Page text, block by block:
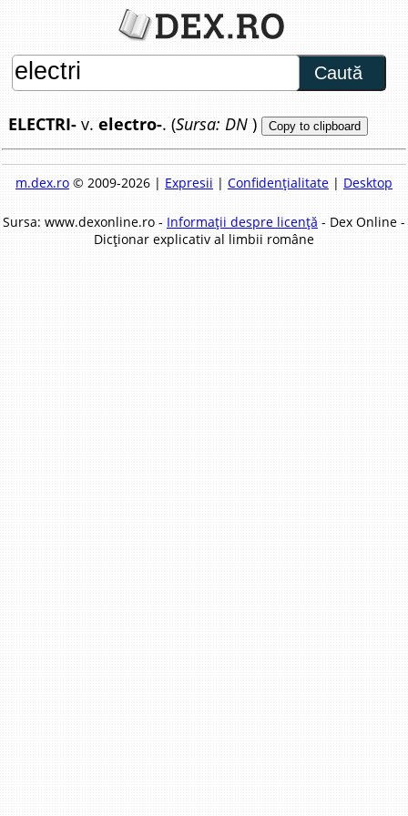
Caută
ELECTRI- v.electro-. (Sursa: DN ) Copy to clipboard
m.dex.ro© 2009-2026 | Expresii | Confidențialitate| Desktop
Sursa: www.dexonline.ro - Informații despre licență - Dex Online -
Dicționar explicativ al limbii române